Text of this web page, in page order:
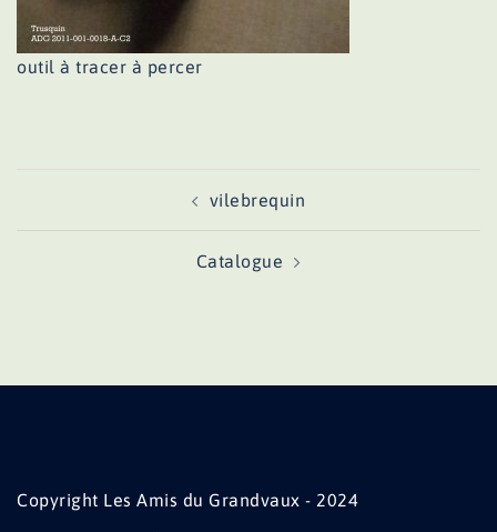
outil à tracer à percer
vilebrequin
Catalogue
Copyright Les Amis du Grandvaux - 2024